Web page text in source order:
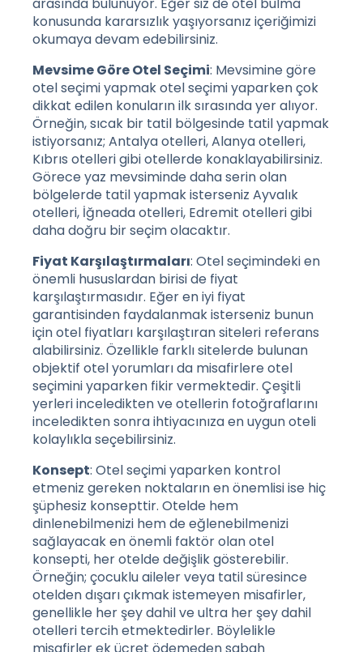
arasında bulunuyor. Eğer siz de otel bulma
konusunda kararsızlık yaşıyorsanız içeriğimizi
okumaya devam edebilirsiniz.
Mevsime Göre Otel Seçimi: Mevsimine göre
otel seçimi yapmak otel seçimi yaparken çok
dikkat edilen konuların ilk sırasında yer alıyor.
Örneğin, sıcak bir tatil bölgesinde tatil yapmak
istiyorsanız; Antalya otelleri, Alanya otelleri,
Kıbrıs otelleri gibi otellerde konaklayabilirsiniz.
Görece yaz mevsiminde daha serin olan
bölgelerde tatil yapmak isterseniz Ayvalık
otelleri, İğneada otelleri, Edremit otelleri gibi
daha doğru bir seçim olacaktır.
Fiyat Karşılaştırmaları: Otel seçimindeki en
önemli hususlardan birisi de fiyat
karşılaştırmasıdır. Eğer en iyi fiyat
garantisinden faydalanmak isterseniz bunun
için otel fiyatları karşılaştıran siteleri referans
alabilirsiniz. Özellikle farklı sitelerde bulunan
objektif otel yorumları da misafirlere otel
seçimini yaparken fikir vermektedir. Çeşitli
yerleri inceledikten ve otellerin fotoğraflarını
inceledikten sonra ihtiyacınıza en uygun oteli
kolaylıkla seçebilirsiniz.
Konsept: Otel seçimi yaparken kontrol
etmeniz gereken noktaların en önemlisi ise hiç
şüphesiz konsepttir. Otelde hem
dinlenebilmenizi hem de eğlenebilmenizi
sağlayacak en önemli faktör olan otel
konsepti, her otelde değişlik gösterebilir.
Örneğin; çocuklu aileler veya tatil süresince
otelden dışarı çıkmak istemeyen misafirler,
genellikle her şey dahil ve ultra her şey dahil
otelleri tercih etmektedirler. Böylelikle